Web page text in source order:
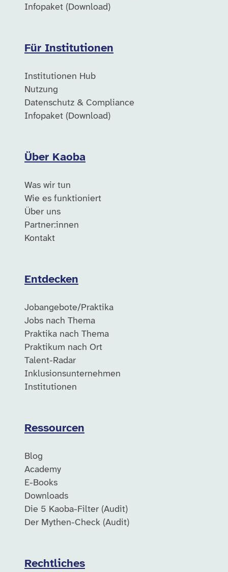
Infopaket (Download)
Für Institutionen
Institutionen Hub
Nutzung
Datenschutz & Compliance
Infopaket (Download)
Über Kaoba
Was wir tun
Wie es funktioniert
Über uns
Partner:innen
Kontakt
Entdecken
Jobangebote/Praktika
Jobs nach Thema
Praktika nach Thema
Praktikum nach Ort
Talent-Radar
Inklusionsunternehmen
Institutionen
Ressourcen
Blog
Academy
E-Books
Downloads
Die 5 Kaoba-Filter (Audit)
Der Mythen-Check (Audit)
Rechtliches